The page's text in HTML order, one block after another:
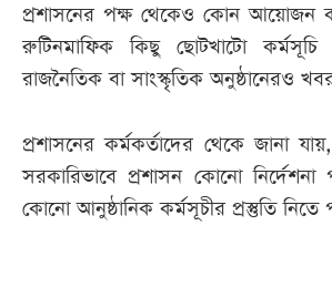
প্রশাসনের পক্ষ থেকেও কোন আয়োজন
রুটিনমাফিক কিছু ছোটখাটো
রাজনৈতিক বা সাংস্কৃতিক অনুষ্ঠানেরও
প্রশাসনের কর্মকর্তাদের থেকে জানা
সরকারিভাবে প্রশাসন কোনো নির্দেশনা
কোনো আনুষ্ঠানিক কর্মসূচীর প্রস্তুতি নিতে